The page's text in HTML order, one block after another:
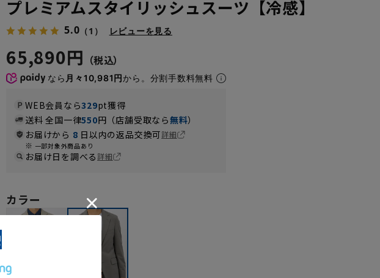
プレミアムスタイリッシュスーツ【冷感】
5.0 （1） レビューを見る
65,890円
なら 月々10,981円から。分割手数料無料
WEB会員なら329pt獲得
送料 全国一律550円（店舗受取なら無料）
お届けから 8 日以内の返品交換可詳細
一部対象外商品あり
お届け日を調べる詳細
カラー